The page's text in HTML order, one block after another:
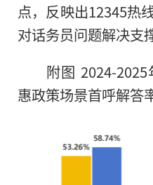
点，反映出12345热
对话务员问题解决支
附图 2024-
惠政策场景首呼解答